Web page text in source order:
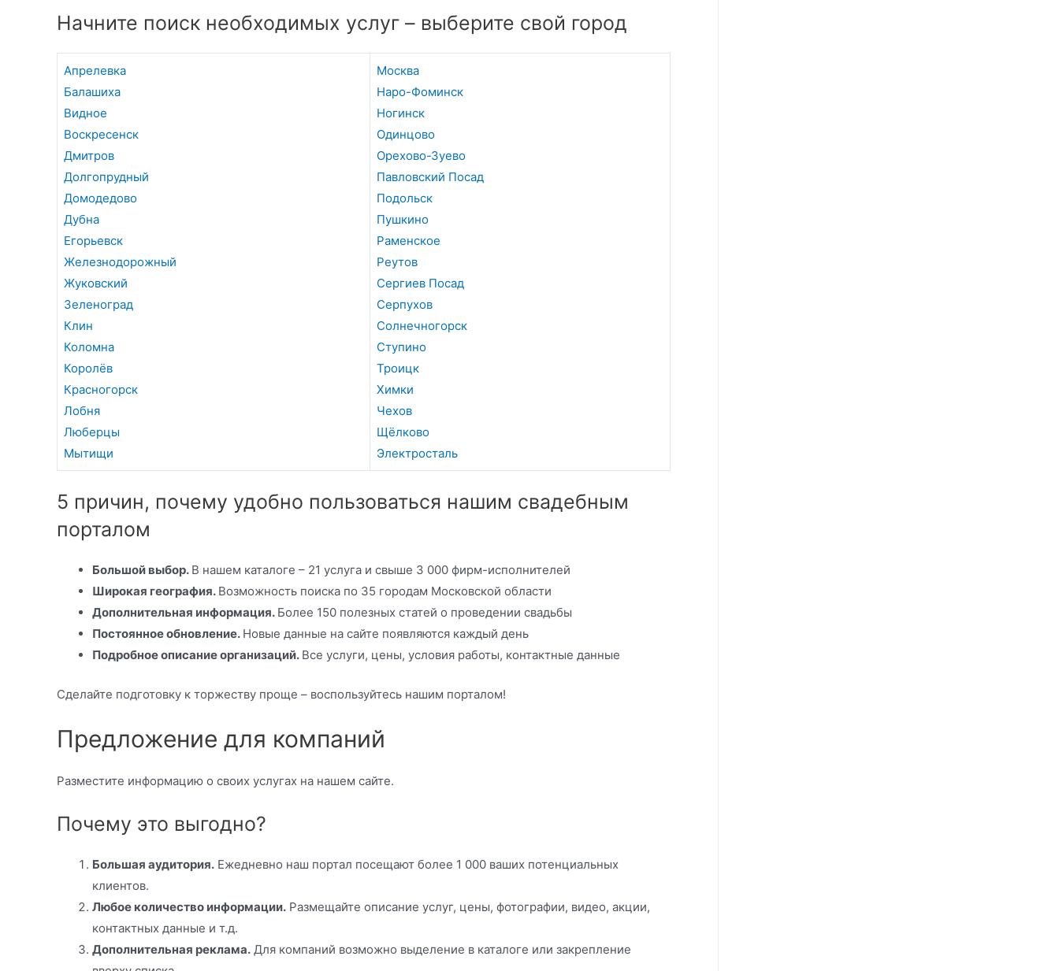
Начните поиск необходимых услуг – выберите свой город
Апрелевка
Балашиха
Видное
Воскресенск
Дмитров
Долгопрудный
Домодедово
Дубна
Егорьевск
Железнодорожный
Жуковский
Зеленоград
Клин
Коломна
Королёв
Красногорск
Лобня
Люберцы
Мытищи
Москва
Наро-Фоминск
Ногинск
Одинцово
Орехово-Зуево
Павловский Посад
Подольск
Пушкино
Раменское
Реутов
Сергиев Посад
Серпухов
Солнечногорск
Ступино
Троицк
Химки
Чехов
Щёлково
Электросталь
5 причин, почему удобно пользоваться нашим свадебным
порталом
Большой выбор. В нашем каталоге – 21 услуга и свыше 3 000 фирм-исполнителей
Широкая география. Возможность поиска по 35 городам Московской области
Дополнительная информация. Более 150 полезных статей о проведении свадьбы
Постоянное обновление. Новые данные на сайте появляются каждый день
Подробное описание организаций. Все услуги, цены, условия работы, контактные данные
Сделайте подготовку к торжеству проще – воспользуйтесь нашим порталом!
Предложение для компаний
Разместите информацию о своих услугах на нашем сайте.
Почему это выгодно?
Большая аудитория. Ежедневно наш портал посещают более 1 000 ваших потенциальных
клиентов.
Любое количество информации. Размещайте описание услуг, цены, фотографии, видео, акции,
контактных данные и т.д.
Дополнительная реклама. Для компаний возможно выделение в каталоге или закрепление